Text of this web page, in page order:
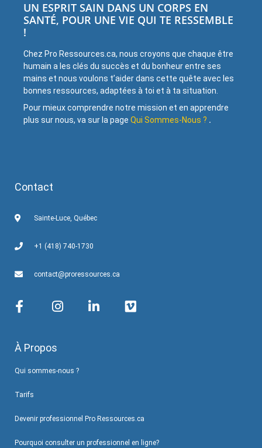
UN ESPRIT SAIN DANS UN CORPS EN
SANTÉ, POUR UNE VIE QUI TE RESSEMBLE
!
Chez Pro Ressources.ca, nous croyons que chaque être
humain a les clés du succès et du bonheur entre ses
mains et nous voulons t’aider dans cette quête avec les
bonnes ressources, adaptées à toi et à ta situation.
Pour mieux comprendre notre mission et en apprendre
plus sur nous, va sur la page Qui Sommes-Nous ? .
Contact
Sainte-Luce, Québec
+1 (418) 740-1730
contact@proressources.ca
À Propos
Qui sommes-nous ?
Tarifs
Devenir professionnel Pro Ressources.ca
Pourquoi consulter un professionnel en ligne?